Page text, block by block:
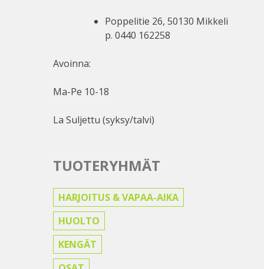
Poppelitie 26, 50130 Mikkeli
p. 0440 162258
Avoinna:
Ma-Pe 10-18
La Suljettu (syksy/talvi)
TUOTERYHMÄT
HARJOITUS & VAPAA-AIKA
HUOLTO
KENGÄT